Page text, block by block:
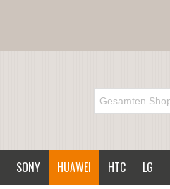
SONY HUAWEI HTC LG